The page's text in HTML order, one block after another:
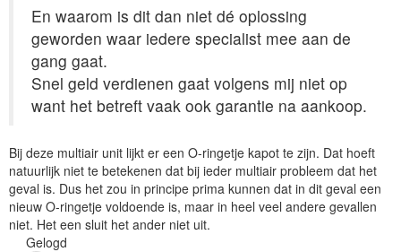
En waarom is dit dan niet dé oplossing
geworden waar iedere specialist mee aan de
gang gaat.
Snel geld verdienen gaat volgens mij niet op
want het betreft vaak ook garantie na aankoop.
Bij deze multiair unit lijkt er een O-ringetje kapot te zijn. Dat hoeft
natuurlijk niet te betekenen dat bij ieder multiair probleem dat het
geval is. Dus het zou in principe prima kunnen dat in dit geval een
nieuw O-ringetje voldoende is, maar in heel veel andere gevallen
niet. Het een sluit het ander niet uit.
Gelogd